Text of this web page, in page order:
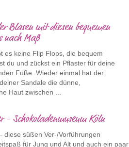
Blasen mit diesen bequemen
nach Maß
es keine Flip Flops, die bequem
du und zückst ein Pflaster für deine
Füße. Wieder einmal hat der
Sandale die dünne,
Haut zwischen ...
- Schokoladenmuseum Köln
diese süßen Ver-/Vorführungen
für Jung und Alt und auch ein paar